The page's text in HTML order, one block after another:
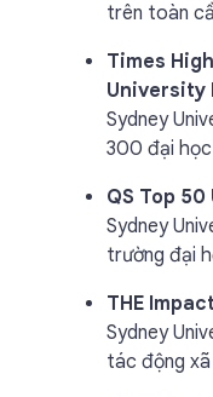
trên toàn
Times
University
Sydney
300 đại
QS Top
Sydney
trường đại
THE
Sydney
tác động